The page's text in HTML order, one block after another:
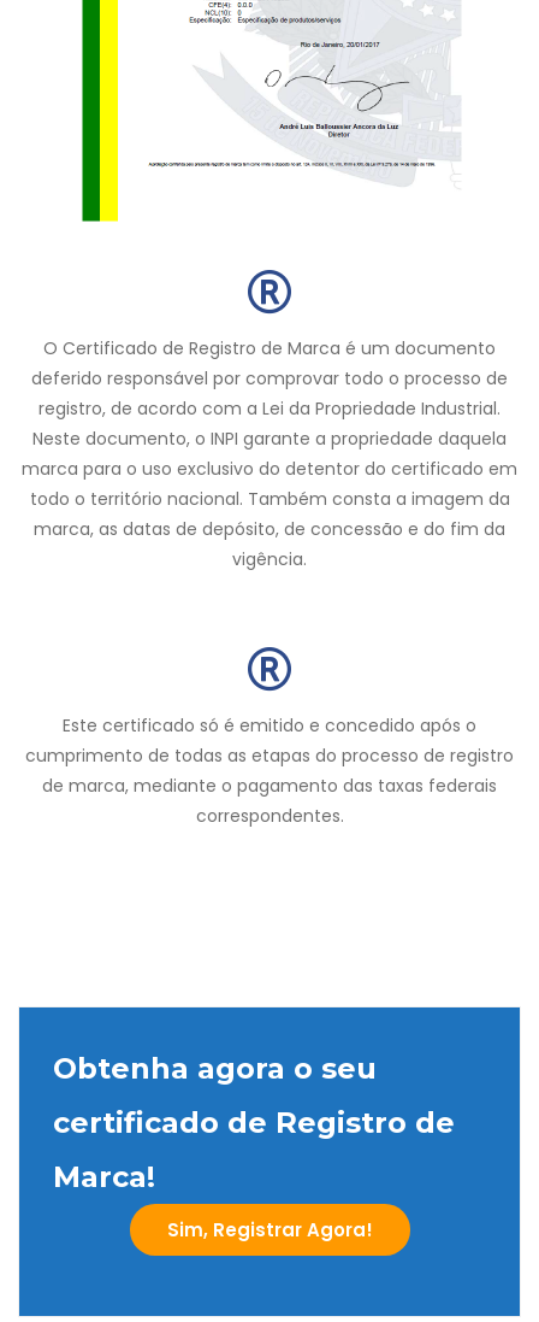
O Certificado de Registro de Marca é um documento
deferido responsável por comprovar todo o processo de
registro, de acordo com a Lei da Propriedade Industrial.
Neste documento, o INPI garante a propriedade daquela
marca para o uso exclusivo do detentor do certificado em
todo o território nacional. Também consta a imagem da
marca, as datas de depósito, de concessão e do fim da
vigência.
Este certificado só é emitido e concedido após o
cumprimento de todas as etapas do processo de registro
de marca, mediante o pagamento das taxas federais
correspondentes.
Obtenha agora o seu
certificado de Registro de
Marca!
Sim, Registrar Agora!